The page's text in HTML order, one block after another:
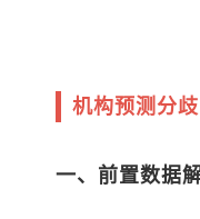
机构预测分
一、前置数据